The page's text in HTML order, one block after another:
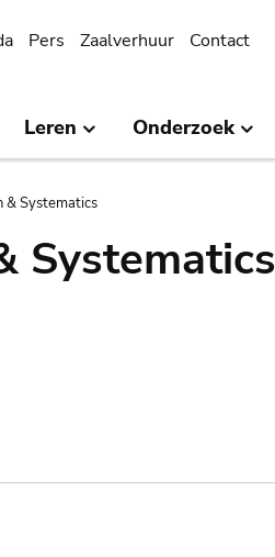
Pers Zaalverhuur Contact
Leren Onderzoek
& Systematics
Systematics